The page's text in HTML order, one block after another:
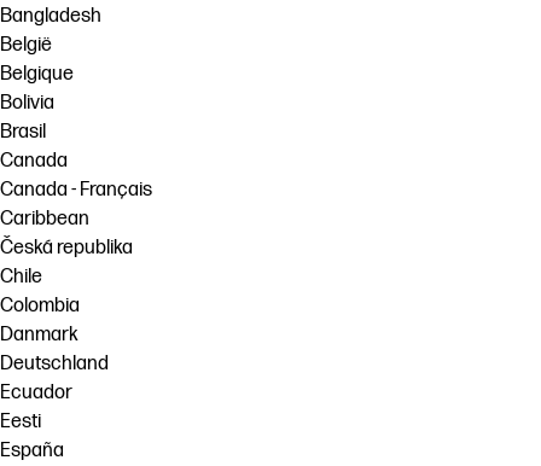
Bangladesh
België
Belgique
Bolivia
Brasil
Canada
Canada - Français
Caribbean
Česká republika
Chile
Colombia
Danmark
Deutschland
Ecuador
Eesti
España